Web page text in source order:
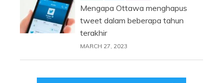
Mengapa Ottawa menghapus
tweet dalam beberapa tahun
terakhir
MARCH 27, 2023